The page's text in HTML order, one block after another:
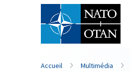
Nom de famille*
Accueil Multimédia